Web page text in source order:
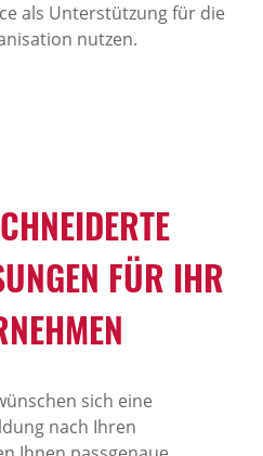
als Unterstützung für die
nutzen.
I
FÜR IHR U
sich eine
nach Ihren